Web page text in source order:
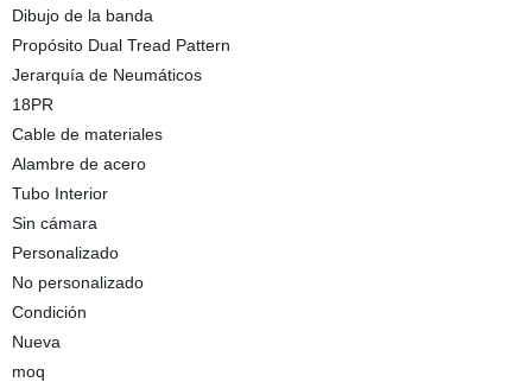
Dibujo de la banda
Propósito Dual Tread Pattern
Jerarquía de Neumáticos
18PR
Cable de materiales
Alambre de acero
Tubo Interior
Sin cámara
Personalizado
No personalizado
Condición
Nueva
moq